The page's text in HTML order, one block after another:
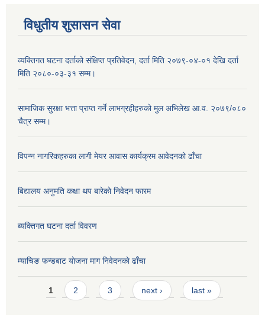
विधुतीय शुसासन सेवा
व्यक्तिगत घटना दर्ताको संक्षिप्त प्रतिवेदन, दर्ता मिति २०७९-०४-०१ देखि दर्ता
मिति २०८०-०३-३१ सम्म।
सामाजिक सुरक्षा भत्ता प्राप्त गर्ने लाभग्रहीहरुको मुल अभिलेख आ.व. २०७९/०८०
चैत्र सम्म।
विपन्न नागरिकहरुका लागी मेयर आवास कार्यक्रम आवेदनको ढाँचा
बिद्यालय अनुमति कक्षा थप बारेकाे निवेदन फारम
ब्यक्तिगत घटना दर्ता विवरण
म्याचिङ फन्डबाट याेजना माग निवेदनकाे ढाँचा
Pages
1 2 3 next › last »